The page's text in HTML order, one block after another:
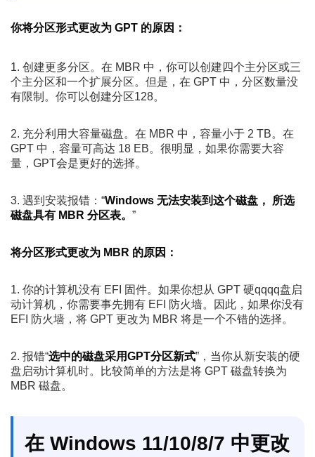
你将分区形式更改为 GPT 的原因：
1. 创建更多分区。在 MBR 中，你可以创建四个主分区或三
个主分区和一个扩展分区。但是，在 GPT 中，分区数量没
有限制。你可以创建分区128。
2. 充分利用大容量磁盘。在 MBR 中，容量小于 2 TB。在
GPT 中，容量可高达 18 EB。很明显，如果你需要大容
量，GPT会是更好的选择。
3. 遇到安装报错：“Windows 无法安装到这个磁盘， 所选
磁盘具有 MBR 分区表。 ”
将分区形式更改为 MBR 的原因：
1. 你的计算机没有 EFI 固件。如果你想从 GPT 硬qqqq盘启
动计算机，你需要事先拥有 EFI 防火墙。因此，如果你没有
EFI 防火墙，将 GPT 更改为 MBR 将是一个不错的选择。
2. 报错“选中的磁盘采用GPT分区新式”，当你从新安装的硬
盘启动计算机时。比较简单的方法是将 GPT 磁盘转换为
MBR 磁盘。
在 Windows 11/10/8/7 中更改